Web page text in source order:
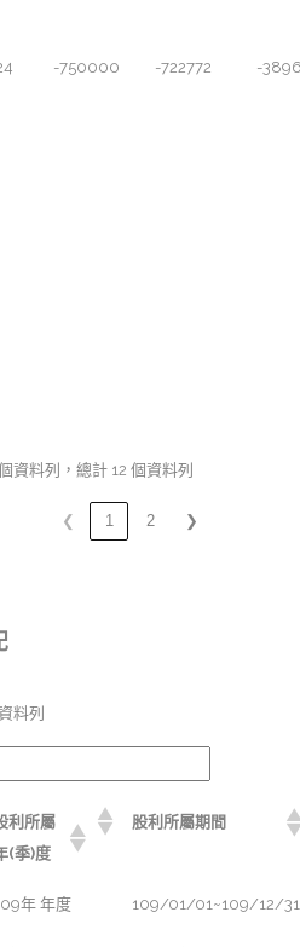
-750000 -722772 -
資料列，總計 12 個資料列
❮ 1 2 ❯
料列
利所屬
(季)度
股利所屬期間
年 年度 109/01/01~109/12/31